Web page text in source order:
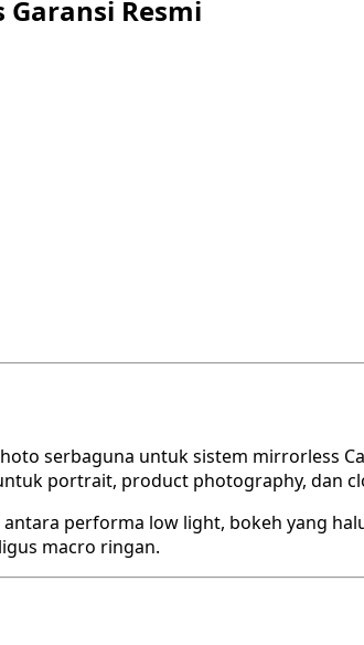
Garansi Resmi
serbaguna untuk sistem mirrorless
portrait, product photography, dan
performa low light, bokeh yang
macro ringan.